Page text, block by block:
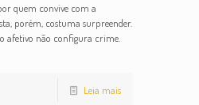
quem convive com a
porém, costuma surpreender.
afetivo não configura crime.
Leia mais